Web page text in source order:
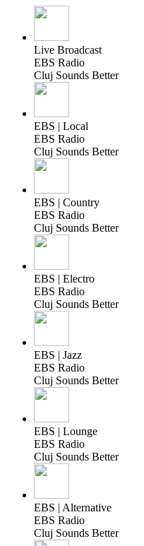
Live Broadcast
EBS Radio
Cluj Sounds Better
EBS | Local
EBS Radio
Cluj Sounds Better
EBS | Country
EBS Radio
Cluj Sounds Better
EBS | Electro
EBS Radio
Cluj Sounds Better
EBS | Jazz
EBS Radio
Cluj Sounds Better
EBS | Lounge
EBS Radio
Cluj Sounds Better
EBS | Alternative
EBS Radio
Cluj Sounds Better